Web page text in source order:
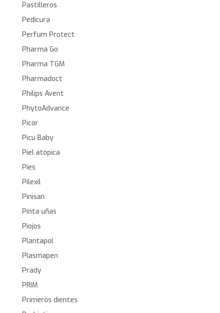
Pastilleros
Pedicura
Perfum Protect
Pharma Go
Pharma TGM
Pharmadoct
Philips Avent
PhytoAdvance
Picor
Picu Baby
Piel atópica
Pies
Pilexil
Pinisan
Pinta uñas
Piojos
Plantapol
Plasmapen
Prady
PRIM
Primeros dientes